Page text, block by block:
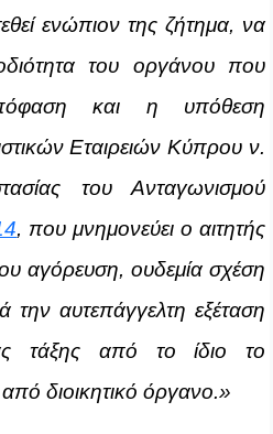
ενώπιον της ζήτημα, να
του οργάνου που
και η υπόθεση
Εταιρειών Κύπρου ν.
του Ανταγωνισμού
, που μνημονεύει ο αιτητής
αγόρευση, ουδεμία σχέση
την αυτεπάγγελτη εξέταση
τάξης από το ίδιο το
από διοικητικό όργανο.»